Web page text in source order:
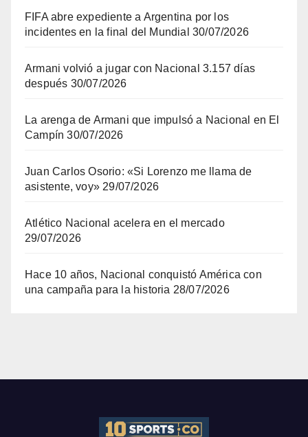
FIFA abre expediente a Argentina por los
incidentes en la final del Mundial 30/07/2026
Armani volvió a jugar con Nacional 3.157 días
después 30/07/2026
La arenga de Armani que impulsó a Nacional en El
Campín 30/07/2026
Juan Carlos Osorio: «Si Lorenzo me llama de
asistente, voy» 29/07/2026
Atlético Nacional acelera en el mercado
29/07/2026
Hace 10 años, Nacional conquistó América con
una campaña para la historia 28/07/2026